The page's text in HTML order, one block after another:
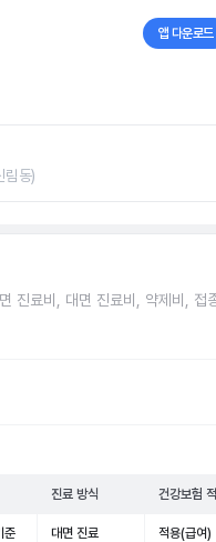
앱 다운로드
림동)
진료비, 대면 진료비, 약제비, 접
진료 방식 건강보험
대면 진료 적용(급여)